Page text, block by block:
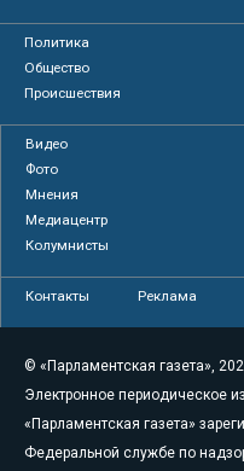
Политика
Общество
Происшествия
Видео
Фото
Мнения
Медиацентр
Колумнисты
Контакты Реклама
© «Парламентская газета»,
Электронное периодическое
«Парламентская газета»
Федеральной службе по